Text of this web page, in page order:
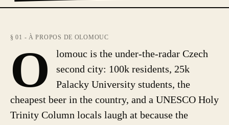
§ 01 - À PROPOS DE OLOMOUC
O
lomouc is the under-the-radar Czech
second city: 100k residents, 25k
Palacky University students, the
cheapest beer in the country, and a UNESCO Holy
Trinity Column locals laugh at because the